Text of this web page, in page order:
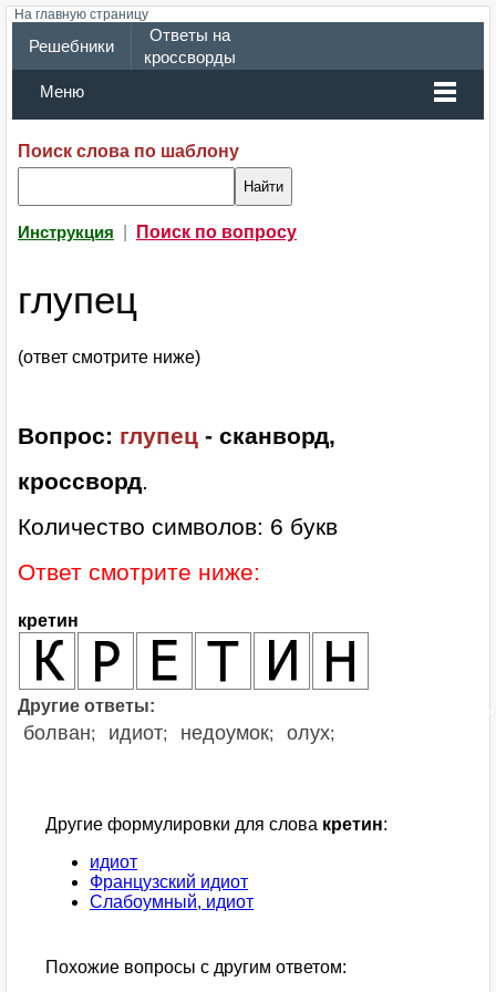
На главную страницу
Решебники
Ответы на
кроссворды
Меню
Поиск слова по шаблону
Инструкция Поиск по вопросу
глупец
(ответ смотрите ниже)
Вопрос: глупец - сканворд,
кроссворд.
Количество символов: 6 букв
Ответ смотрите ниже:
кретин
Другие ответы:
болван; идиот; недоумок; олух;
Другие формулировки для слова кретин:
идиот
Французский идиот
Слабоумный, идиот
Похожие вопросы с другим ответом: